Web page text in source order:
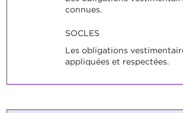
connues.
SOCLES
Les obligations
appliquées et respectées.